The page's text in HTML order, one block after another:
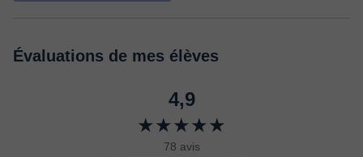
Évaluations de mes élèves
4,9
★★★★★
78 avis